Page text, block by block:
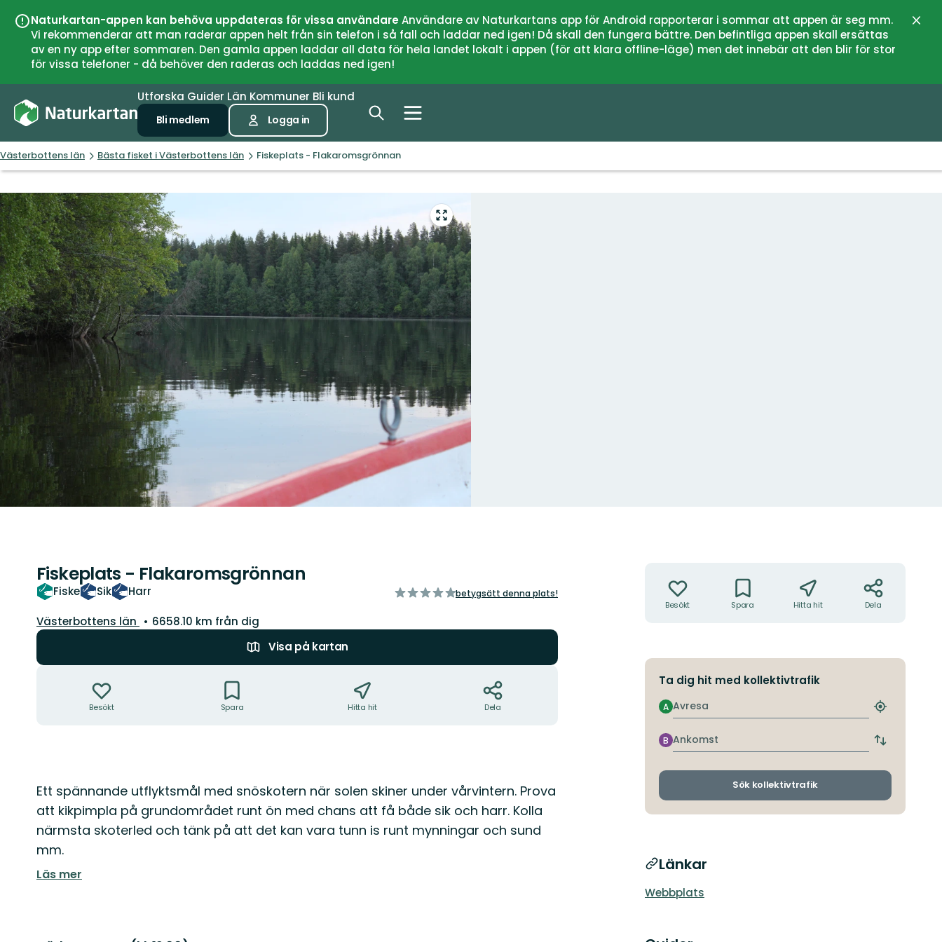
Naturkartan-appen kan behöva uppdateras för vissa användareAnvändare av Naturkartans app för Android rapporterar i sommar att appen är seg mm.
Vi rekommenderar att man raderar appen helt från sin telefon i så fall och laddar ned igen! Då skall den fungera bättre. Den befintliga appen skall ersättas
av en ny app efter sommaren. Den gamla appen laddar all data för hela landet lokalt i appen (för att klara offline-läge) men det innebär att den blir för stor
för vissa telefoner - då behöver den raderas och laddas ned igen!
Utforska Guider Län Kommuner Bli kund
Bli medlem Logga in
Västerbottens län Bästa fisket i Västerbottens län Fiskeplats - Flakaromsgrönnan
Gå
till
helskärmsläge
Fiskeplats - Flakaromsgrönnan
Fiske Sik Harr
av
betygsätt denna plats!
Län:
Västerbottens län
6658.10 km från dig
Visa på kartan
Besökt Spara Hitta hit Dela
Beskrivning
Ett spännande utflyktsmål med snöskotern när solen skiner under vårvintern. Prova
att kikpimpla på grundområdet runt ön med chans att få både sik och harr. Kolla
närmsta skoterled och tänk på att det kan vara tunn is runt mynningar och sund
mm.
Läs mer
Besökt Spara Hitta hit Dela
Ta dig hit med kollektivtrafik
Avresa
A
Hitta
hållplats
Ankomst
B
Byt
och
Sök kollektivtrafik
Länkar
Webbplats